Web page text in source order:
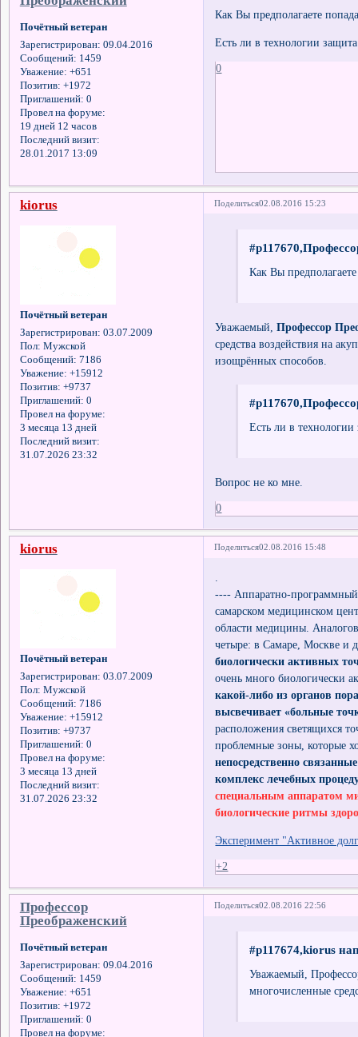
Почётный ветеран
Зарегистрирован: 09.04.2016
Сообщений: 1459
Уважение: +651
Позитив: +1972
Приглашений: 0
Провел на форуме:
19 дней 12 часов
Последний визит:
28.01.2017 13:09
Как Вы предполагаете
Есть ли в технологии
0
Поделиться02.08.2016 15:23
kiorus
Почётный ветеран
Зарегистрирован: 03.07.2009
Пол: Мужской
Сообщений: 7186
Уважение: +15912
Позитив: +9737
Приглашений: 0
Провел на форуме:
3 месяца 13 дней
Последний визит:
31.07.2026 23:32
Как Вы
Уважаемый, Профессор
средства воздействия на
изощрённых способов.
Есть ли в
Вопрос не ко мне.
0
Поделиться02.08.2016 15:48
kiorus
Почётный ветеран
Зарегистрирован: 03.07.2009
Пол: Мужской
Сообщений: 7186
Уважение: +15912
Позитив: +9737
Приглашений: 0
Провел на форуме:
3 месяца 13 дней
Последний визит:
31.07.2026 23:32
---- Аппаратно-
самарском медицинском
области медицины.
четыре: в Самаре, Москве и
биологически активных
очень много биологически
какой-либо из органов
высвечивает «больные
расположения светящихся
проблемные зоны, которые
непосредственно
комплекс лечебных
специальным аппаратом
биологические ритмы
Эксперимент "Активное
+2
Поделиться02.08.2016 22:56
Профессор
Преображенский
Почётный ветеран
Зарегистрирован: 09.04.2016
Сообщений: 1459
Уважение: +651
Позитив: +1972
Приглашений: 0
Провел на форуме:
#p117674,kiorus
Уважаемый,
многочисленные